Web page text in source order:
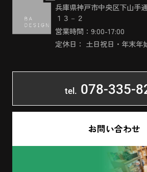
兵庫県神戸市中央区下山手
１３－２
営業時間：9:00-17:00
定休日： 土日祝日・年末年
tel. 078-335-
お問い合わせ